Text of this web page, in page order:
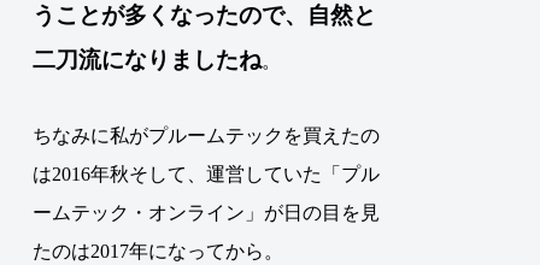
うことが多くなったので、自然と
二刀流になりましたね。
ちなみに私がプルームテックを買えたの
は2016年秋そして、運営していた「プル
ームテック・オンライン」が日の目を見
たのは2017年になってから。